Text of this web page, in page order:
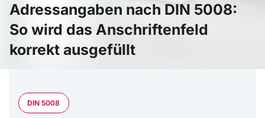
Adressangaben nach DIN 5008:
So wird das Anschriftenfeld
korrekt ausgefüllt
DIN 5008